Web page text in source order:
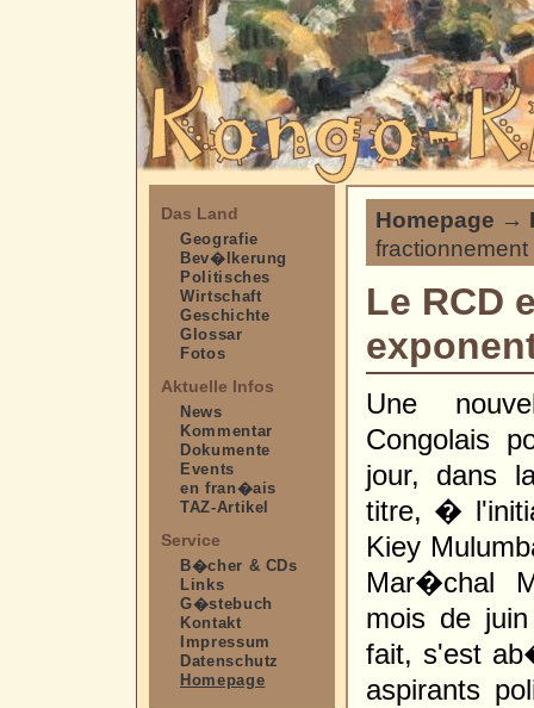
Das Land
Geografie
Bev�lkerung
Politisches
Wirtschaft
Geschichte
Glossar
Fotos
Aktuelle Infos
News
Kommentar
Dokumente
Events
en fran�ais
TAZ-Artikel
Service
B�cher & CDs
Links
G�stebuch
Kontakt
Impressum
Datenschutz
Homepage
Homepage →
Le RCD
Une
Congolais
jour, dans
titre, �
Kiey
Mar�chal
mois de
fait, s'est
aspirants